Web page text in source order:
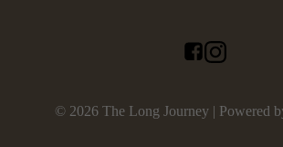
© 2026 The Long Journey | Powered